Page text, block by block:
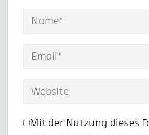
Mit der Nutzung dieses